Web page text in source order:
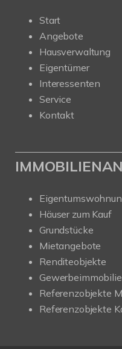
Start
Angebote
Hausverwaltung
Eigentümer
Interessenten
Service
Kontakt
Häuser zum Kauf
Grundstücke
Mietangebote
Renditeobjekte
Referenzobjekte
Referenzobjekte